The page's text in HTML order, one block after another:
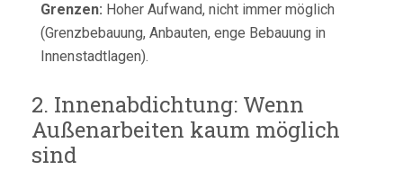
Grenzen: Hoher Aufwand, nicht immer möglich
(Grenzbebauung, Anbauten, enge Bebauung in
Innenstadtlagen).
2. Innenabdichtung: Wenn
Außenarbeiten kaum möglich
sind